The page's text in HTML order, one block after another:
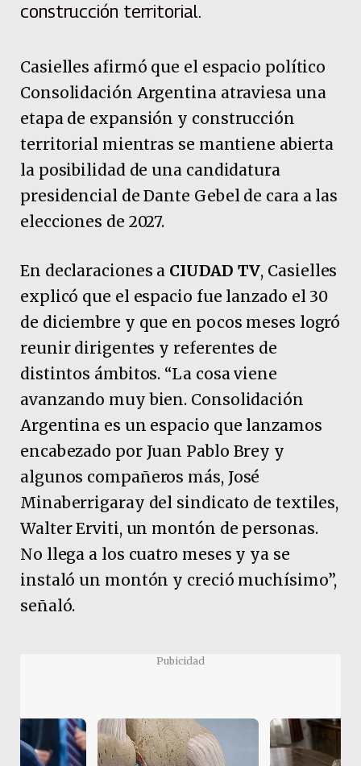
construcción territorial.
Casielles afirmó que el espacio político
Consolidación Argentina atraviesa una
etapa de expansión y construcción
territorial mientras se mantiene abierta
la posibilidad de una candidatura
presidencial de Dante Gebel de cara a las
elecciones de 2027.
En declaraciones a CIUDAD TV, Casielles
explicó que el espacio fue lanzado el 30
de diciembre y que en pocos meses logró
reunir dirigentes y referentes de
distintos ámbitos. “La cosa viene
avanzando muy bien. Consolidación
Argentina es un espacio que lanzamos
encabezado por Juan Pablo Brey y
algunos compañeros más, José
Minaberrigaray del sindicato de textiles,
Walter Erviti, un montón de personas.
No llega a los cuatro meses y ya se
instaló un montón y creció muchísimo”,
señaló.
Pubicidad